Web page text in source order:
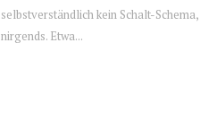
selbstverständlich kein Schalt-Schema,
nirgends. Etwa...